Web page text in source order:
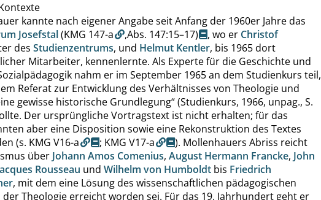
kannte nach eigener Angabe seit Anfang der 1960er Jahre das
Josefstal(KMG 147-a ,Abs. 147:15–17) , wo er Christof
des Studienzentrums, und Helmut Kentler, bis 1965 dort
Mitarbeiter, kennenlernte. Als Experte für die Geschichte und
nahm er im September 1965 an dem Studienkurs teil,
Referat zur Entwicklung des Verhältnisses von Theologie und
gewisse historische Grundlegung“(Studienkurs, 1966, unpag., S.
Der ursprüngliche Vortragstext ist nicht erhalten; für das
aber eine Disposition sowie eine Rekonstruktion des Textes
(s. KMG V16-a ; KMG V17-a
). Mollenhauers Abriss reicht
über Johann Amos Comenius, August Hermann Francke, John
Rousseau und Wilhelm von Humboldt bis Friedrich
, mit dem eine Lösung des wissenschaftlichen pädagogischen
der Theologie erreicht worden sei. Für das 19. Jahrhundert geht er